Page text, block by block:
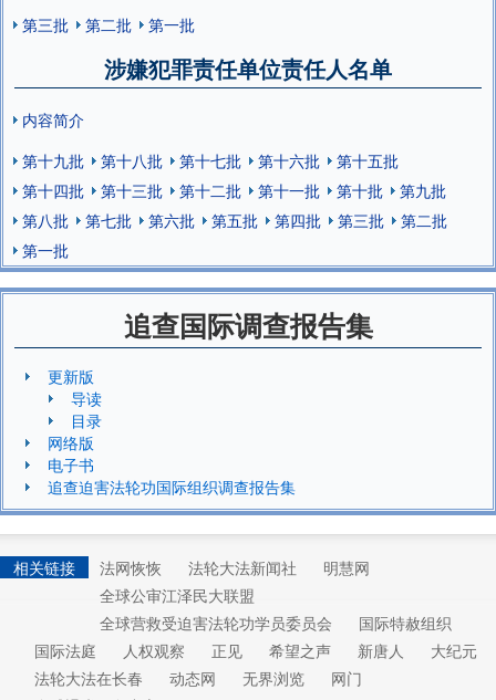
第三批
第二批 第一批
涉嫌犯罪责任单位责任人名单
内容简介
第十九批
第十八批 第十七批 第十六批
第十五批
第十四批
第十三批 第十二批 第十一批 第十批
第九批
第八批
第七批 第六批 第五批 第四批 第三批
第二批
第一批
追查国际调查报告集
更新版
导读
目录
网络版
电子书
追查迫害法轮功国际组织调查报告集
相关链接 法网恢恢 法轮大法新闻社
明慧网
全球公审江泽民大联盟
全球营救受迫害法轮功学员委员会
国际特赦组织
国际法庭
人权观察 正见 希望之声 新唐人
大纪元
法轮大法在长春
动态网 无界浏览
网门